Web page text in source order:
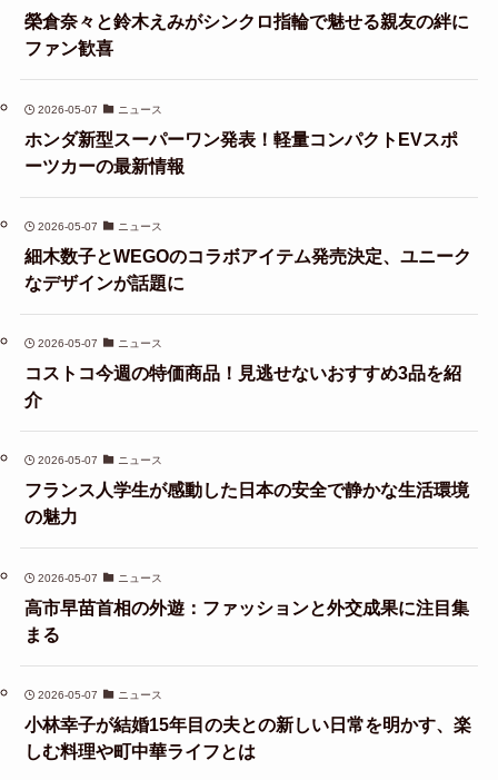
榮倉奈々と鈴木えみがシンクロ指輪で魅せる親友の絆に
ファン歓喜
2026-05-07 ニュース
ホンダ新型スーパーワン発表！軽量コンパクトEVスポ
ーツカーの最新情報
2026-05-07 ニュース
細木数子とWEGOのコラボアイテム発売決定、ユニーク
なデザインが話題に
2026-05-07 ニュース
コストコ今週の特価商品！見逃せないおすすめ3品を紹
介
2026-05-07 ニュース
フランス人学生が感動した日本の安全で静かな生活環境
の魅力
2026-05-07 ニュース
高市早苗首相の外遊：ファッションと外交成果に注目集
まる
2026-05-07 ニュース
小林幸子が結婚15年目の夫との新しい日常を明かす、楽
しむ料理や町中華ライフとは